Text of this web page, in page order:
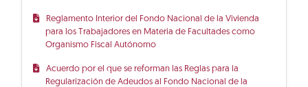
Reglamento Interior del Fondo Nacional de la Vivienda
para los Trabajadores en Materia de Facultades como
Organismo Fiscal Autónomo
Acuerdo por el que se reforman las Reglas para la
Regularización de Adeudos al Fondo Nacional de la